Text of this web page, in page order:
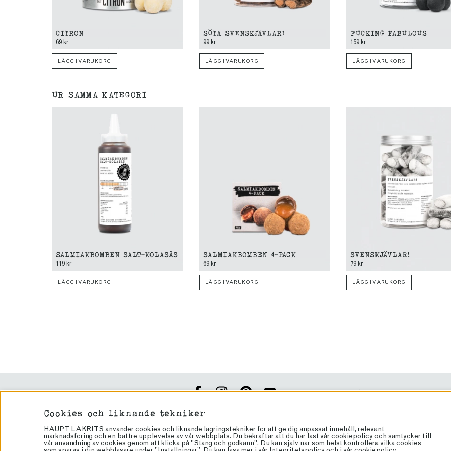
CITRON
69 kr
LÄGG I VARUKORG
SÖTA SVENSKJÄVLAR!
99 kr
LÄGG I VARUKORG
FUCKING FABULOUS
159 kr
LÄGG I VARUKORG
UR SAMMA KATEGORI
SALMIAKBOMBEN SALT-KOLASÅS
119 kr
LÄGG I VARUKORG
SALMIAKBOMBEN 4-PACK
69 kr
LÄGG I VARUKORG
SVENSKJÄVLAR!
79 kr
LÄGG I VARUKORG
VEGANSK LAKRITS
HÖGTIDER
KAMPANJ
GLUTENFRITT
Håll dig uppdaterad med vårt nyhetsbrev!
ANMÄL
Cookies
Brand Ambassador
Bli återförsäljare
Cookies och liknande tekniker
HAUPT LAKRITS använder cookies och liknande lagringstekniker för att ge dig anpassat innehåll, relevant
marknadsföring och en bättre upplevelse av vår webbplats. Du bekräftar att du har läst vår cookiepolicy och samtycker till
vår användning av cookies genom att klicka på "Stäng och godkänn". Du kan själv när som helst kontrollera vilka cookies